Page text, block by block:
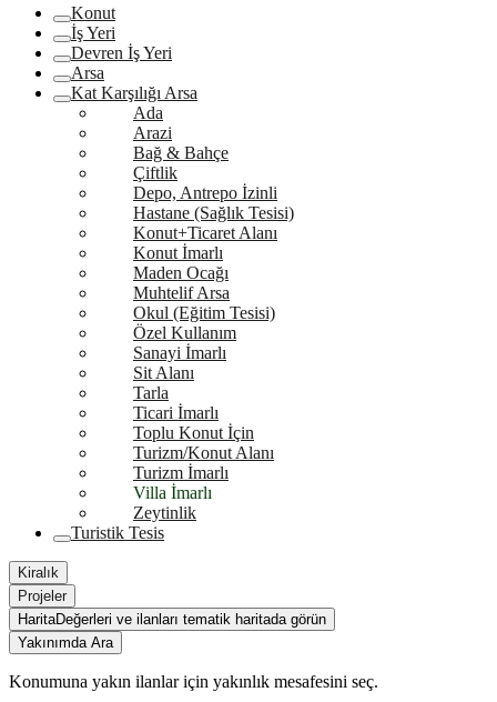
Konut
İş Yeri
Devren İş Yeri
Arsa
Kat Karşılığı Arsa
Ada
Arazi
Bağ & Bahçe
Çiftlik
Depo, Antrepo İzinli
Hastane (Sağlık Tesisi)
Konut+Ticaret Alanı
Konut İmarlı
Maden Ocağı
Muhtelif Arsa
Okul (Eğitim Tesisi)
Özel Kullanım
Sanayi İmarlı
Sit Alanı
Tarla
Ticari İmarlı
Toplu Konut İçin
Turizm/Konut Alanı
Turizm İmarlı
Villa İmarlı
Zeytinlik
Turistik Tesis
Kiralık
Projeler
HaritaDeğerleri ve ilanları tematik haritada görün
Yakınımda Ara
Konumuna yakın ilanlar için yakınlık mesafesini seç.